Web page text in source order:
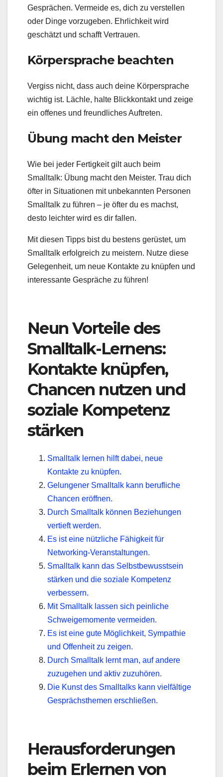
Gesprächen. Vermeide es, dich zu verstellen
oder Dinge vorzugeben. Ehrlichkeit wird
geschätzt und schafft Vertrauen.
Körpersprache beachten
Vergiss nicht, dass auch deine Körpersprache
wichtig ist. Lächle, halte Blickkontakt und zeige
ein offenes und freundliches Auftreten.
Übung macht den Meister
Wie bei jeder Fertigkeit gilt auch beim
Smalltalk: Übung macht den Meister. Trau dich
öfter in Situationen mit unbekannten Personen
Smalltalk zu führen – je öfter du es machst,
desto leichter wird es dir fallen.
Mit diesen Tipps bist du bestens gerüstet, um
Smalltalk erfolgreich zu meistern. Nutze diese
Gelegenheit, um neue Kontakte zu knüpfen und
interessante Gespräche zu führen!
Neun Vorteile des
Smalltalk-Lernens:
Kontakte knüpfen,
Chancen nutzen und
soziale Kompetenz
stärken
Smalltalk lernen hilft dabei, neue
Kontakte zu knüpfen.
Gelungener Smalltalk kann berufliche
Chancen eröffnen.
Durch Smalltalk können Beziehungen
vertieft werden.
Es ist eine nützliche Fähigkeit für
Networking-Veranstaltungen.
Smalltalk kann das Selbstbewusstsein
stärken und die soziale Kompetenz
verbessern.
Mit Smalltalk lassen sich peinliche
Schweigemomente vermeiden.
Es ist eine gute Möglichkeit, Sympathie
und Offenheit zu zeigen.
Durch Smalltalk lernt man, auf andere
zuzugehen und aktiv zuzuhören.
Die Kunst des Smalltalks kann vielfältige
Gesprächsthemen erschließen.
Herausforderungen
beim Erlernen von